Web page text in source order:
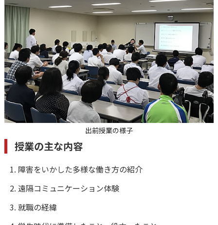
出前授業の様子
授業の主な内容
障害をいかした多様な働き方の紹介
遠隔コミュニケーション体験
就職の経緯